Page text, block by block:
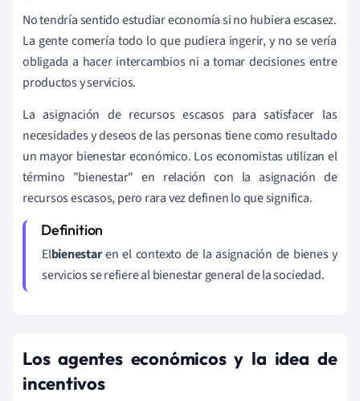
No tendría sentido estudiar economía si no hubiera escasez.
La gente comería todo lo que pudiera ingerir, y no se vería
obligada a hacer intercambios ni a tomar decisiones entre
productos y servicios.
La asignación de recursos escasos para satisfacer las
necesidades y deseos de las personas tiene como resultado
un mayor bienestar económico. Los economistas utilizan el
término "bienestar" en relación con la asignación de
recursos escasos, pero rara vez definen lo que significa.
Elbienestaren el contexto de la asignación de bienes y
servicios se refiere al bienestar general de la sociedad.
Los agentes económicos y la idea de
incentivos